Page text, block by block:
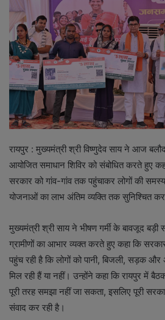
रायपुर : मुख्यमंत्री श्री विष्णुदेव साय ने आज
आयोजित समाधान शिविर को संबोधित करते हुए
सरकार को गांव-गांव तक पहुंचाकर लोगों की
योजनाओं का लाभ अंतिम व्यक्ति तक सुनिश्चित
मुख्यमंत्री श्री साय ने भीषण गर्मी के बावजूद बड़ी
ग्रामीणों का आभार व्यक्त करते हुए कहा कि
पहुंच रही है कि लोगों को पानी, बिजली, सड़क
मिल रही हैं या नहीं। उन्होंने कहा कि रायपुर में
पूरी तरह समझा नहीं जा सकता, इसलिए पूरी
संवाद कर रही है।